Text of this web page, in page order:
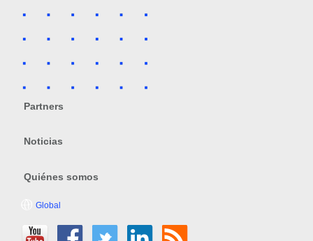
Partners
Noticias
Quiénes somos
Global